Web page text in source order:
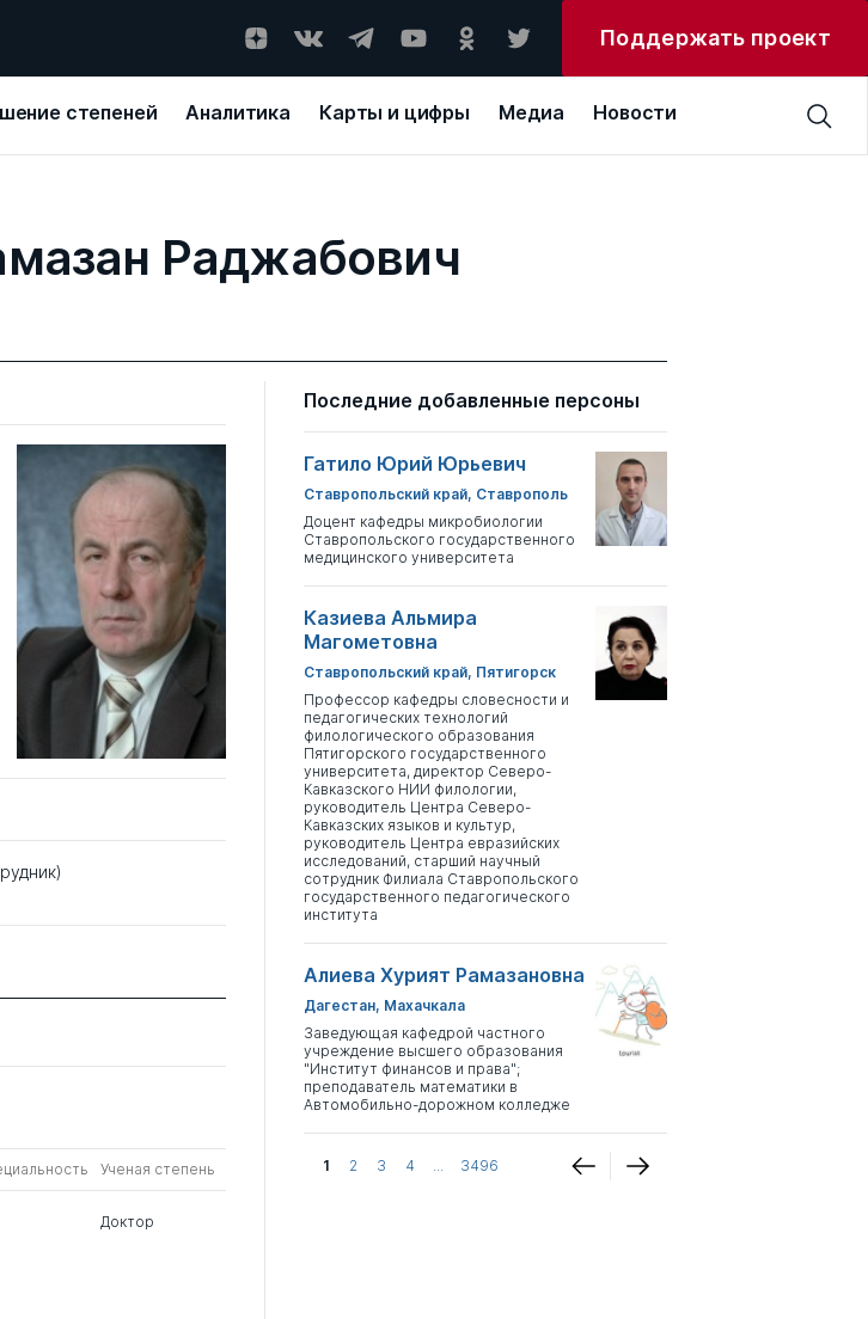
Поддержать проект
степеней Аналитика Карты и цифры Медиа Новости
Раджабович
Ученая степень
Доктор
Последние добавленные персоны
Гатило Юрий Юрьевич
Ставропольский край, Ставрополь
Доцент кафедры микробиологии
Ставропольского государственного
медицинского университета
Казиева Альмира
Магометовна
Ставропольский край, Пятигорск
Профессор кафедры словесности и
педагогических технологий
филологического образования
Пятигорского государственного
университета, директор Северо-
Кавказского НИИ филологии,
руководитель Центра Северо-
Кавказских языков и культур,
руководитель Центра евразийских
исследований, старший научный
сотрудник Филиала Ставропольского
государственного педагогического
института
Алиева Хурият Рамазановна
Дагестан, Махачкала
Заведующая кафедрой частного
учреждение высшего образования
"Институт финансов и права";
преподаватель математики в
Автомобильно-дорожном колледже
1 2 3 4 ... 3496